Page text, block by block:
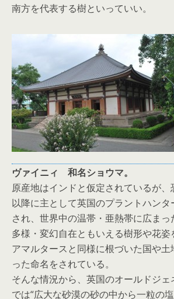
南方を代表する樹といっていい。
ヴァイニィ 和名ショウマ。
原産地はインドと仮定されているが
以降に主として英国のプラントハンタ
され、世界中の温帯・亜熱帯に広ま
多様・変幻自在ともいえる樹形や花姿
アマルタースと同様に根づいた国や
った命名をされている。
そんな情況から、英国のオールドジ
では“広大な砂漠の砂の中から一粒の